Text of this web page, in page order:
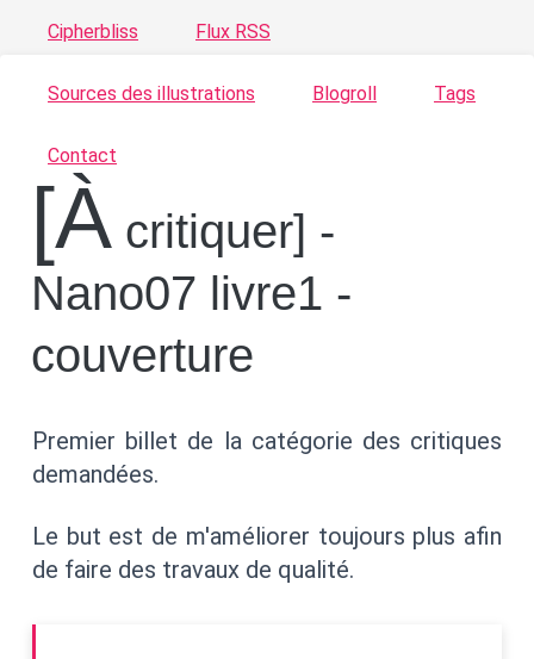
Cipherbliss Flux RSS
Sources des illustrations Blogroll Tags
Contact
[àcritiquer] -
Nano07 livre1 -
couverture
Premier billet de la catégorie des critiques
demandées.
Le but est de m'améliorer toujours plus afin
de faire des travaux de qualité.